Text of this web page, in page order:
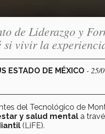
de Liderazgo y
vivir la
ESTADO DE MÉXICO - 25/
del Tecnológico de
y salud mental a
(LiFE).